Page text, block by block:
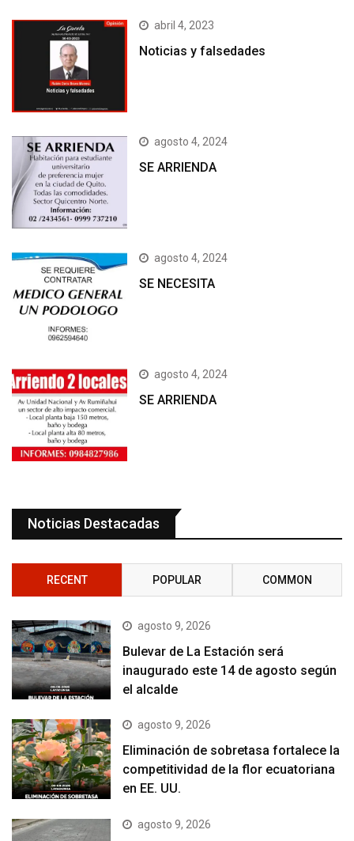
abril 4, 2023
Noticias y falsedades
agosto 4, 2024
SE ARRIENDA
agosto 4, 2024
SE NECESITA
agosto 4, 2024
SE ARRIENDA
Noticias Destacadas
RECENT POPULAR COMMON
agosto 9, 2026
Bulevar de La Estación será
inaugurado este 14 de agosto según
el alcalde
agosto 9, 2026
Eliminación de sobretasa fortalece la
competitividad de la flor ecuatoriana
en EE. UU.
agosto 9, 2026